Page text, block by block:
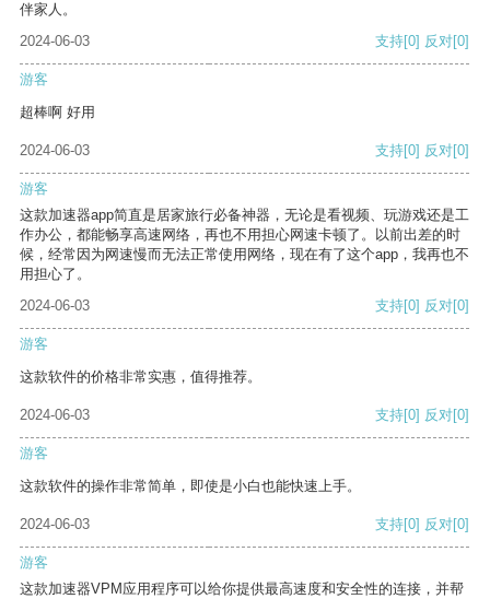
伴家人。
2024-06-03
支持[0] 反对[0]
游客
超棒啊 好用
2024-06-03 支持[0] 反对[0]
游客
这款加速器app简直是居家旅行必备神器，无论是看视频、玩游戏还是工
作办公，都能畅享高速网络，再也不用担心网速卡顿了。以前出差的时
候，经常因为网速慢而无法正常使用网络，现在有了这个app，我再也不
用担心了。
2024-06-03
支持[0] 反对[0]
游客
这款软件的价格非常实惠，值得推荐。
2024-06-03 支持[0] 反对[0]
游客
这款软件的操作非常简单，即使是小白也能快速上手。
2024-06-03 支持[0] 反对[0]
游客
这款加速器VPM应用程序可以给你提供最高速度和安全性的连接，并帮